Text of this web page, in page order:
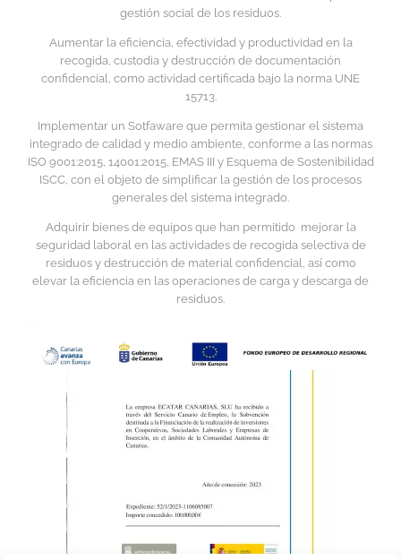
gestión social de los residuos.
Aumentar la eficiencia, efectividad y productividad en la
recogida, custodia y destrucción de documentación
confidencial, como actividad certificada bajo la norma UNE
15713.
Implementar un Sotfaware que permita gestionar el sistema
integrado de calidad y medio ambiente, conforme a las normas
ISO 9001:2015, 14001:2015, EMAS III y Esquema de Sostenibilidad
ISCC, con el objeto de simplificar la gestión de los procesos
generales del sistema integrado.
Adquirir bienes de equipos que han permitido mejorar la
seguridad laboral en las actividades de recogida selectiva de
residuos y destrucción de material confidencial, así como
elevar la eficiencia en las operaciones de carga y descarga de
residuos.